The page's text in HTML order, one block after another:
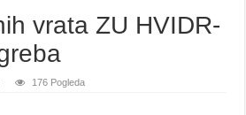
vrata ZU HVIDR-
176 Pogleda